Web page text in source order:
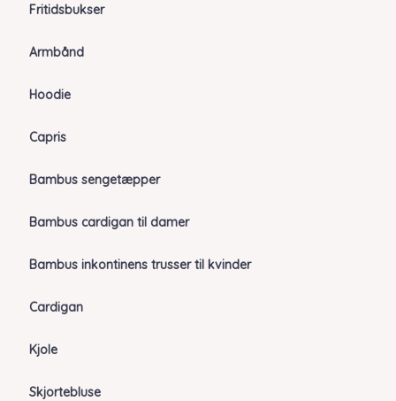
Fritidsbukser
Armbånd
Hoodie
Capris
Bambus sengetæpper
Bambus cardigan til damer
Bambus inkontinens trusser til kvinder
Cardigan
Kjole
Skjortebluse